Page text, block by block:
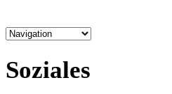
Soziales